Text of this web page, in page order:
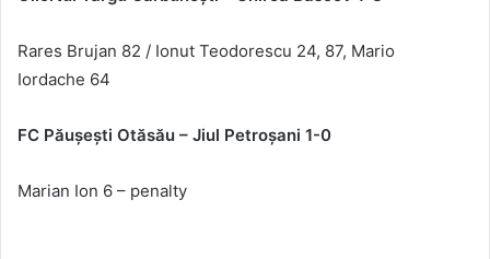
Rares Brujan 82 / Ionut Teodorescu 24, 87, Mario
Iordache 64
FC Păușești Otăsău – Jiul Petroşani 1-0
Marian Ion 6 – penalty